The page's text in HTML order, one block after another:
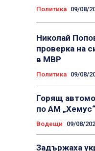
Политика 09/08/
Николай
проверка на
в МВР
Политика 09/08/
Горящ
по АМ
Водещи 09/08/
Задържаха